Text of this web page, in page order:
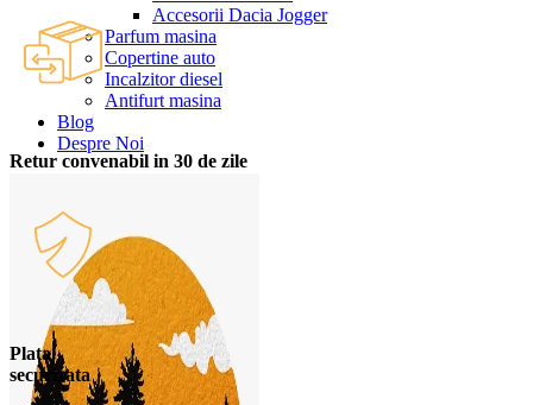
Accesorii Dacia Jogger
Parfum masina
Copertine auto
Incalzitor diesel
Antifurt masina
Blog
Despre Noi
Retur convenabil in 30 de zile
Plata
securizata